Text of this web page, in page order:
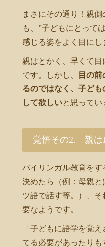
まさにその通り！親
も、”子どもにとって
感じる姿をよく目にし
親はとかく、早くて
です。しかし、
目の
るのではなく、子ど
して欲しいと思ってい
覚悟その2. 親は
バイリンガル教育をす
決めたら（例：母親と
ツ語で話す等。）、
要なようです。
「子どもに語学を覚
てる必要があったり